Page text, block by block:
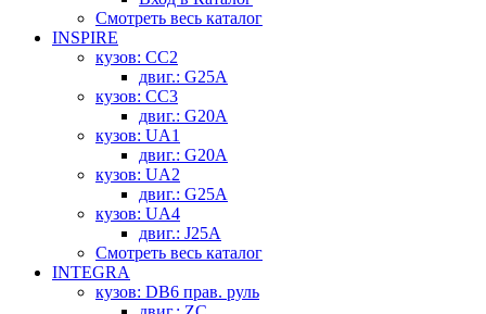
Смотреть весь каталог
INSPIRE
кузов: CC2
двиг.: G25A
кузов: CC3
двиг.: G20A
кузов: UA1
двиг.: G20A
кузов: UA2
двиг.: G25A
кузов: UA4
двиг.: J25A
Смотреть весь каталог
INTEGRA
кузов: DB6 прав. руль